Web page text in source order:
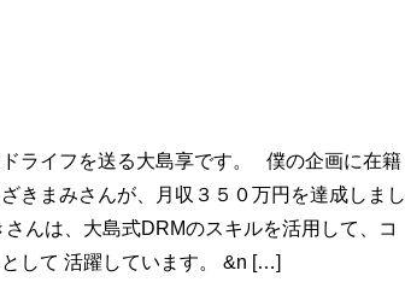
ライフを送る大島享です。 僕の企画に在籍
きまみさんが、月収３５０万円を達成しまし
さんは、大島式DRMのスキルを活用して、コ
して 活躍しています。 &n […]